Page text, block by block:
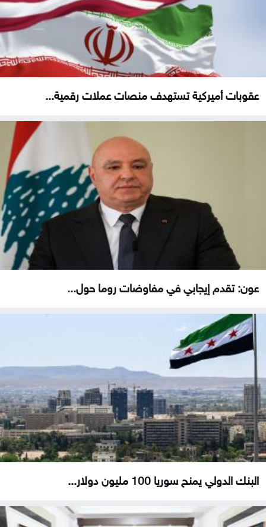
عقوبات أميركية تستهدف منصات عملات رقمية...
عون: تقدم إيجابي في مفاوضات روما حول...
البنك الدولي يمنح سوريا 100 مليون دولار...